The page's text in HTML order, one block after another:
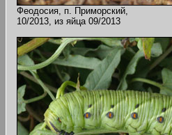
Феодосия, п. Приморский,
10/2013, из яйца 09/2013